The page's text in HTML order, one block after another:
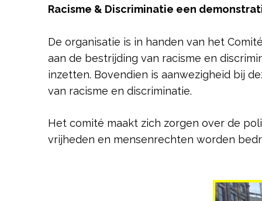
Racisme & Discriminatie een
De organisatie is in handen van het
aan de bestrijding van racisme en
inzetten. Bovendien is aanwezigheid bij
van racisme en discriminatie.
Het comité maakt zich zorgen over de
vrijheden en mensenrechten worden